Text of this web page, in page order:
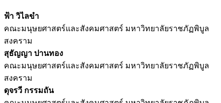
ฟ้า วิไลขำ
คณะมนุษยศาสตร์และสังคมศาสตร์ มหาวิทยาลัยราชภัฏพิบูล
สงคราม
สุธัญญา ปานทอง
คณะมนุษยศาสตร์และสังคมศาสตร์ มหาวิทยาลัยราชภัฏพิบูล
สงคราม
ดุจรวี กรรมถัน